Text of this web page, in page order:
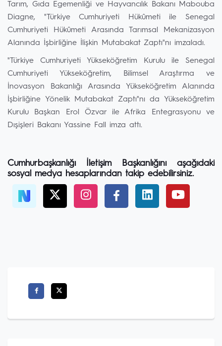
Tarım, Gıda Egemenliği ve Hayvancılık Bakanı Mabouba
Diagne, "Türkiye Cumhuriyeti Hükûmeti ile Senegal
Cumhuriyeti Hükûmeti Arasında Tarımsal Mekanizasyon
Alanında İşbirliğine İlişkin Mutabakat Zaptı"nı imzaladı.
"Türkiye Cumhuriyeti Yükseköğretim Kurulu ile Senegal
Cumhuriyeti Yükseköğretim, Bilimsel Araştırma ve
İnovasyon Bakanlığı Arasında Yükseköğretim Alanında
İşbirliğine Yönelik Mutabakat Zaptı"nı da Yükseköğretim
Kurulu Başkan Erol Özvar ile Afrika Entegrasyonu ve
Dışişleri Bakanı Yassine Fall imza attı.
Cumhurbaşkanlığı İletişim Başkanlığını aşağıdaki
sosyal medya hesaplarından takip edebilirsiniz.